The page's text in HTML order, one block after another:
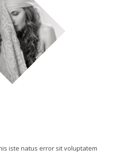
iste natus error sit voluptatem